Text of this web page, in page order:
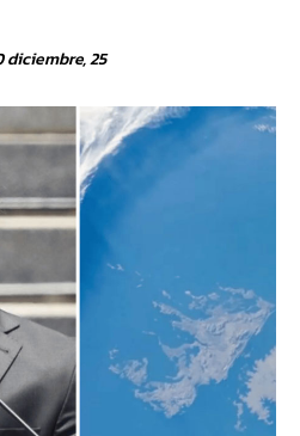
diciembre, 25